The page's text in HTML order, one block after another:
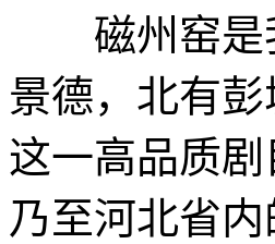
磁州窑是我
景德，北有
这一高品质
乃至河北省